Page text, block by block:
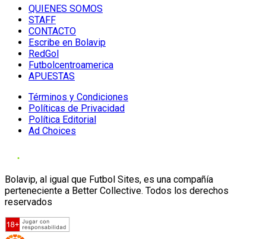
QUIENES SOMOS
STAFF
CONTACTO
Escribe en Bolavip
RedGol
Futbolcentroamerica
APUESTAS
Términos y Condiciones
Políticas de Privacidad
Política Editorial
Ad Choices
Bolavip, al igual que Futbol Sites, es una compañía
perteneciente a Better Collective. Todos los derechos
reservados